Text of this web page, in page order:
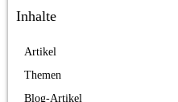
Inhalte
Artikel
Themen
Blog-Artikel